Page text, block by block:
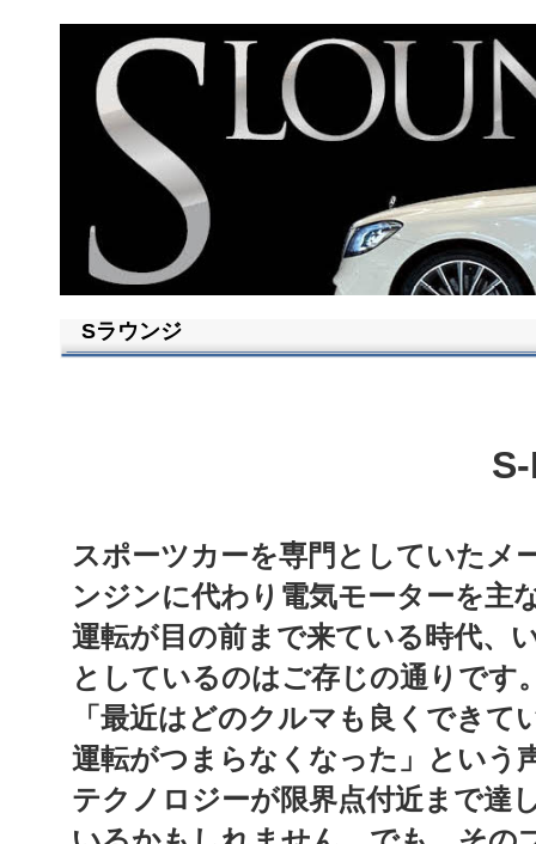
Sラウンジ
スポーツカーを専門としていたメ
ンジンに代わり電気モーターを主
運転が目の前まで来ている時代、
としているのはご存じの通りで
「最近はどのクルマも良くでき
運転がつまらなくなった」という
テクノロジーが限界点付近まで達